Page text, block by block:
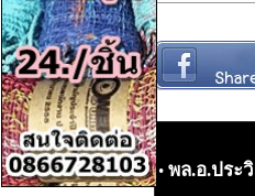
• พล.อ.ประ